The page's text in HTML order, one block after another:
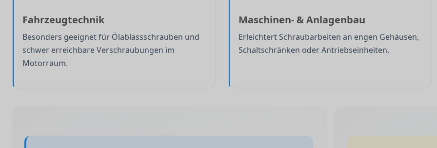
Fahrzeugtechnik
Besonders geeignet für Ölablassschrauben und
schwer erreichbare Verschraubungen im
Motorraum.
Maschinen- & Anlagenbau
Erleichtert Schraubarbeiten an engen Gehäusen,
Schaltschränken oder Antriebseinheiten.